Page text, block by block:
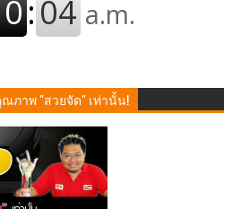
ณภาพ "สวยจัด" เท่านั้น!